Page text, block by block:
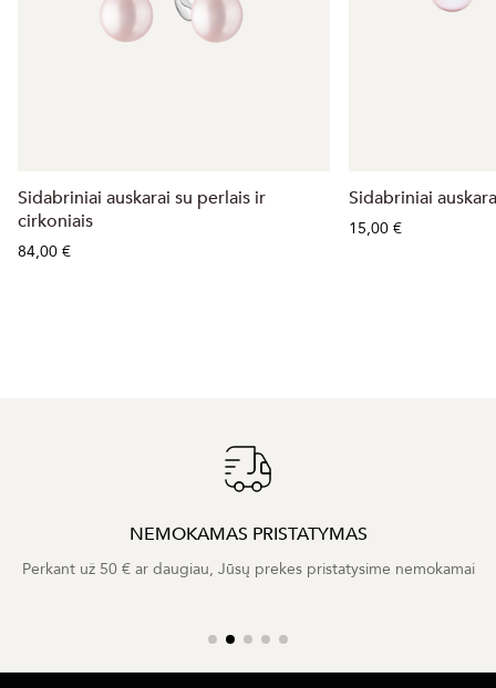
Sidabriniai auskarai su perlais ir
cirkoniais
84,00 €
Sidabriniai
15,00 €
NEMOKAMAS PRISTATYMAS
Perkant už 50 € ar daugiau, Jūsų prekes pristatysime nemokamai